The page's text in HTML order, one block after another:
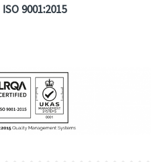
ISO 9001:2015